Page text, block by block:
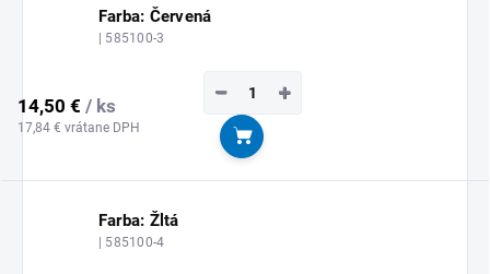
Farba: Červená
| 585100-3
14,50 € / ks
17,84 € vrátane DPH
+
−
Do košíka
Farba: Žltá
| 585100-4